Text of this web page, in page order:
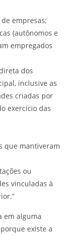
empresas;
(autônomos e
empregados
dos
inclusive as
criadas por
exercício das
que mantiveram
ou
vinculadas à
em alguma
existe a